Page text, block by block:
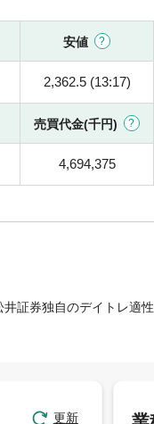
安値
2,362.5 (13:17)
売買代金(千円)
4,694,375
証券独自のデイトレ適性